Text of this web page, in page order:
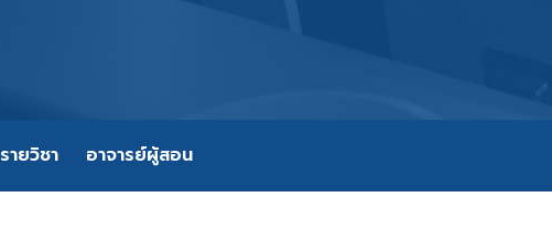
รายวิชา อาจารย์ผู้สอน